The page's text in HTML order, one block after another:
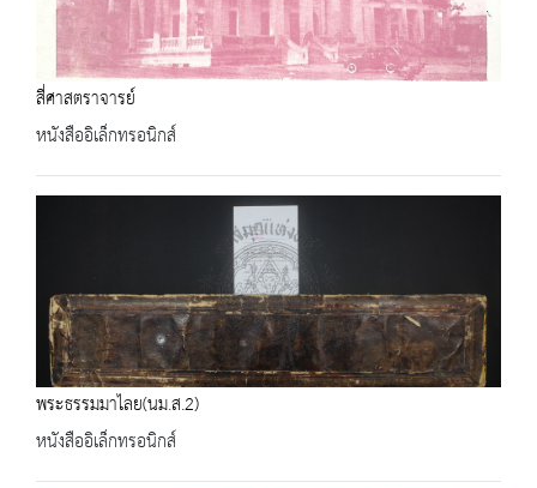
สี่ศาสตราจารย์
หนังสืออิเล็กทรอนิกส์
พระธรรมมาไลย(นม.ส.2)
หนังสืออิเล็กทรอนิกส์